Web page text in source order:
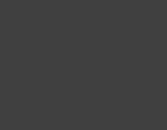
Center mit eigenständig
Anwendungen. Nutzer trainieren
flexibel zu Hause mit digitaler
Modell für Studios?
Vorteile für Studios: Es ist eine
in Wachstum, kann zusätzliche
schaffen und die